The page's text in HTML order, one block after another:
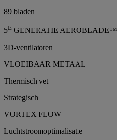
89 bladen
5E GENERATIE AEROBLADE™
3D-ventilatoren
VLOEIBAAR METAAL
Thermisch vet
Strategisch
VORTEX FLOW
Luchtstroomoptimalisatie